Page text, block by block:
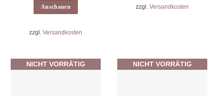
Anschauen
zzgl. Versandkosten
zzgl. Versandkosten
NICHT VORRÄTIG NICHT VORRÄTIG